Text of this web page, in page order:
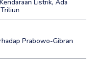
Listrik, Ada
Prabowo-Gibran